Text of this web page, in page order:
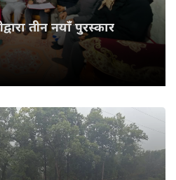
तीन नयाँ पुरस्कार